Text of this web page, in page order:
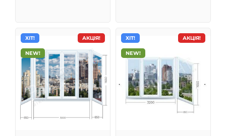
АКЦІЯ!
ХІТ!
NEW!
АКЦІЯ!
ХІТ!
NEW!